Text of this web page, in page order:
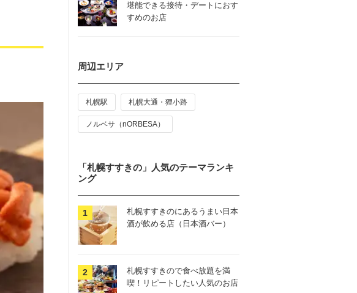
堪能できる接待・デートにおす
すめのお店
周辺エリア
札幌駅 札幌大通・狸小路
ノルベサ（nORBESA）
「札幌すすきの」人気のテーマランキ
ング
札幌すすきのにあるうまい日本
酒が飲める店（日本酒バー）
札幌すすきので食べ放題を満
喫！リピートしたい人気のお店